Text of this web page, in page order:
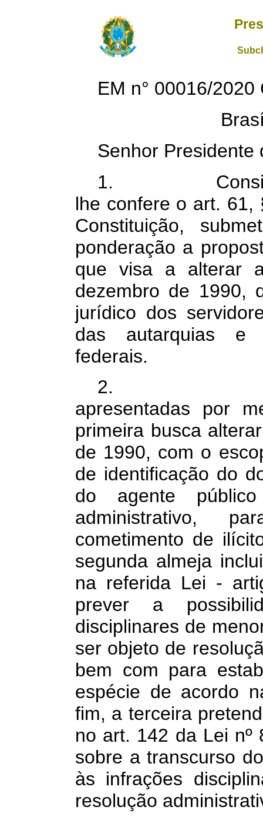
EM n° 00016/2020
Senhor Presidente
1.
lhe confere o art. 61,
Constituição,
ponderação a
que visa a alterar
dezembro de 1990,
jurídico dos
das autarquias e
federais.
2.
apresentadas por
primeira busca
de 1990, com o
de identificação do
do agente
administrativo,
cometimento de
segunda almeja
na referida Lei -
prever a
disciplinares de
ser objeto de
bem com para
espécie de acordo
fim, a terceira
no art. 142 da Lei nº
sobre a transcurso
às infrações
resolução